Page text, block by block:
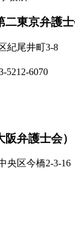
二東京弁護士
紀尾井町3-8
5212-6070
阪弁護士会）
央区今橋2-3-16